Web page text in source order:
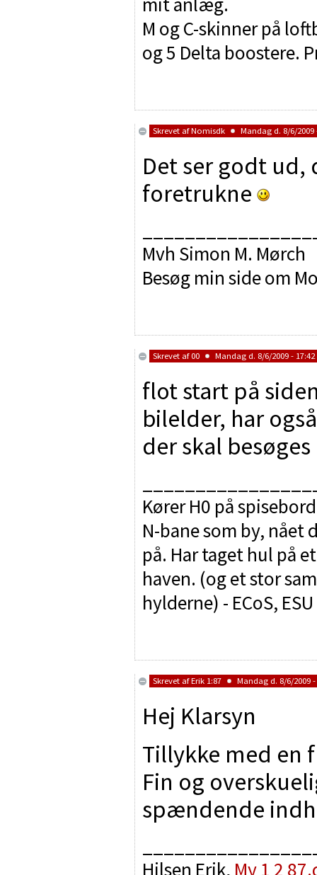
M og C-skinner på
og 5 Delta boostere.
Skrevet afNomisdk Mandag d. 8/6/2009
Det ser godt
foretrukne
Mvh Simon M. Mørch
Besøg min side om
Skrevet af 00 Mandag d. 8/6/2009 - 17:42
flot start på
bilelder, har
der skal
Kører H0 på
N-bane som by, nået
på. Har taget hul på
haven. (og et stor
hylderne) - ECoS,
Skrevet afErik 1:87 Mandag d. 8/6/2009 -
Hej Klarsyn
Tillykke med en
Fin og
spændende
Hilsen Erik, My 1 2